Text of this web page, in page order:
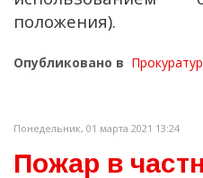
положения).
Опубликовано в
Понедельник, 01 марта 2021 13:24
Пожар в